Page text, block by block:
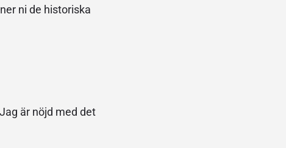
ni de historiska
är nöjd med det